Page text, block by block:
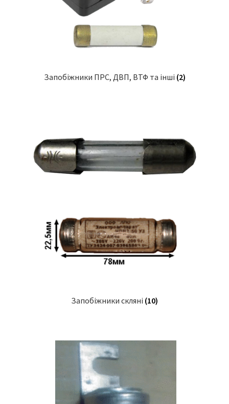
Запобіжники ПРС, ДВП, ВТФ та інші (2)
Запобіжники скляні (10)